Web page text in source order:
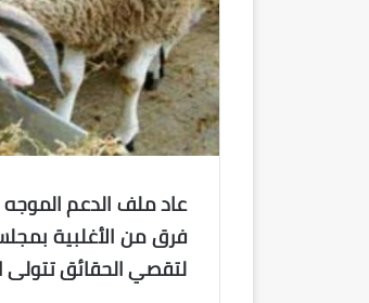
عاد ملف الدعم الموجه
فرق من الأغلبية
لتقصي الحقائق